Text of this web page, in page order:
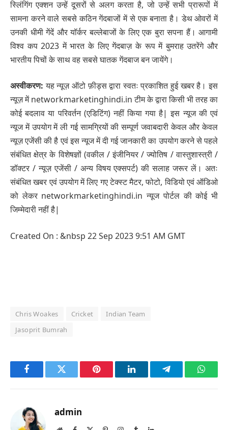
स्लिंगिंग एक्शन उन्हें दूसरों से अलग करता है, जो उन्हें सभी प्रारूपों में
सामना करने वाले सबसे कठिन गेंदबाजों में से एक बनाता है। डेथ ओवरों में
उनकी धीमी गेंदें और यॉर्कर बल्लेबाजों के लिए एक बुरा सपना हैं। आगामी
विश्व कप 2023 में भारत के लिए गेंदबाज़ के रूप में बुमराह उतरेंगे और
भारतीय पिचों के साथ वह सबसे घातक गेंदबाज बन जायेंगे।
अस्वीकरण: यह न्यूज़ ऑटो फ़ीड्स द्वारा स्वतः प्रकाशित हुई खबर है। इस
न्यूज़ में networkmarketinghindi.in टीम के द्वारा किसी भी तरह का
कोई बदलाव या परिवर्तन (एडिटिंग) नहीं किया गया है| इस न्यूज की एवं
न्यूज में उपयोग में ली गई सामग्रियों की सम्पूर्ण जवाबदारी केवल और केवल
न्यूज़ एजेंसी की है एवं इस न्यूज में दी गई जानकारी का उपयोग करने से पहले
संबंधित क्षेत्र के विशेषज्ञों (वकील / इंजीनियर / ज्योतिष / वास्तुशास्त्री /
डॉक्टर / न्यूज़ एजेंसी / अन्य विषय एक्सपर्ट) की सलाह जरूर लें। अतः
संबंधित खबर एवं उपयोग में लिए गए टेक्स्ट मैटर, फोटो, विडियो एवं ऑडिओ
को लेकर networkmarketinghindi.in न्यूज पोर्टल की कोई भी
जिम्मेदारी नहीं है|
Created On : &nbsp 22 Sep 2023 9:51 AM GMT
Chris Woakes Cricket
Indian Team
Jasoprit Bumrah
FacebookTwitter Pinterest LinkedInTelegram
admin